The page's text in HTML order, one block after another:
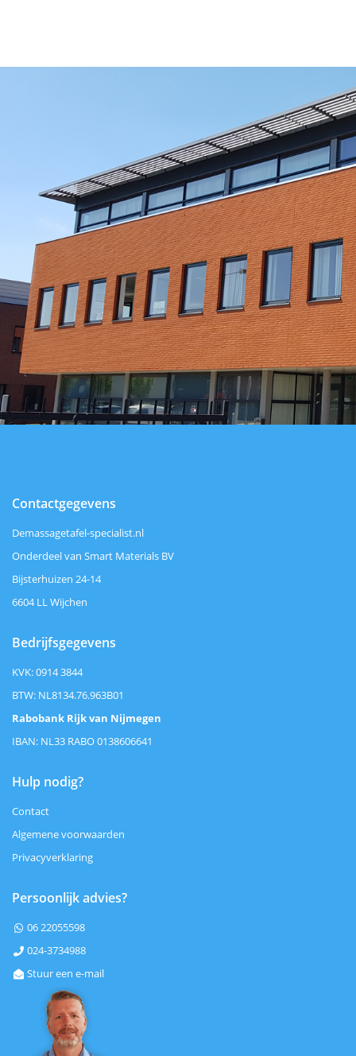
Contactgegevens
Demassagetafel-specialist.nl
Onderdeel van Smart Materials BV
Bijsterhuizen 24-14
6604 LL Wijchen
Bedrijfsgegevens
KVK: 0914 3844
BTW: NL8134.76.963B01
Rabobank Rijk van Nijmegen
IBAN: NL33 RABO 0138606641
Hulp nodig?
Contact
Algemene voorwaarden
Privacyverklaring
Persoonlijk advies?
 06 22055598
 024-3734988
 Stuur een e-mail